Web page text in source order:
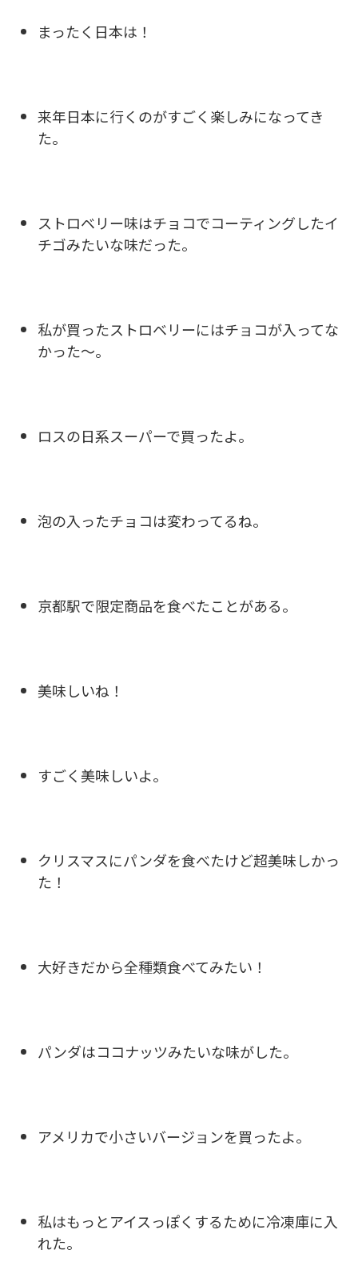
まったく日本は！
来年日本に行くのがすごく楽しみになってき
た。
ストロベリー味はチョコでコーティングしたイ
チゴみたいな味だった。
私が買ったストロベリーにはチョコが入ってな
かった～。
ロスの日系スーパーで買ったよ。
泡の入ったチョコは変わってるね。
京都駅で限定商品を食べたことがある。
美味しいね！
すごく美味しいよ。
クリスマスにパンダを食べたけど超美味しかっ
た！
大好きだから全種類食べてみたい！
パンダはココナッツみたいな味がした。
アメリカで小さいバージョンを買ったよ。
私はもっとアイスっぽくするために冷凍庫に入
れた。